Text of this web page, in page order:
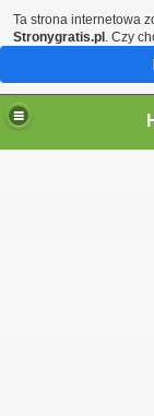
Ta strona internetowa
Stronygratis.pl . Czy